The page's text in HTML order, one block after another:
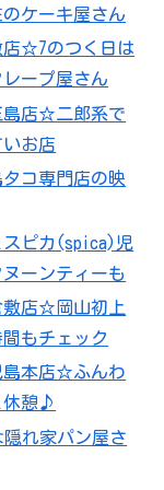
ケーキ屋さん
店☆7のつく日は
ープ屋さん
島店☆二郎系で
お店
タコ専門店の映
スピカ(spica)児
ーンティーも
敷店☆岡山初上
もチェック
島本店☆ふんわ
休憩♪
隠れ家パン屋さ